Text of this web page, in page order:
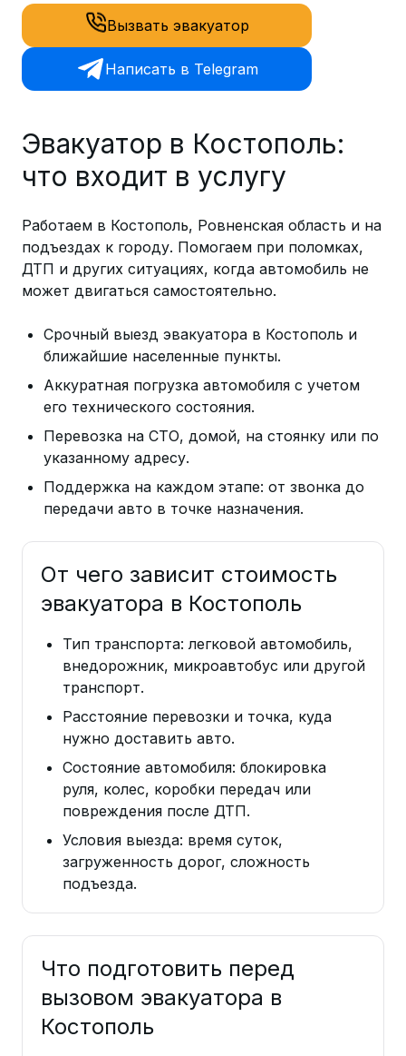
Вызвать эвакуатор
Написать в Telegram
Эвакуатор в Костополь:
что входит в услугу
Работаем в Костополь, Ровненская область и на
подъездах к городу. Помогаем при поломках,
ДТП и других ситуациях, когда автомобиль не
может двигаться самостоятельно.
Срочный выезд эвакуатора в Костополь и
ближайшие населенные пункты.
Аккуратная погрузка автомобиля с учетом
его технического состояния.
Перевозка на СТО, домой, на стоянку или по
указанному адресу.
Поддержка на каждом этапе: от звонка до
передачи авто в точке назначения.
От чего зависит стоимость
эвакуатора в Костополь
Тип транспорта: легковой автомобиль,
внедорожник, микроавтобус или другой
транспорт.
Расстояние перевозки и точка, куда
нужно доставить авто.
Состояние автомобиля: блокировка
руля, колес, коробки передач или
повреждения после ДТП.
Условия выезда: время суток,
загруженность дорог, сложность
подъезда.
Что подготовить перед
вызовом эвакуатора в
Костополь